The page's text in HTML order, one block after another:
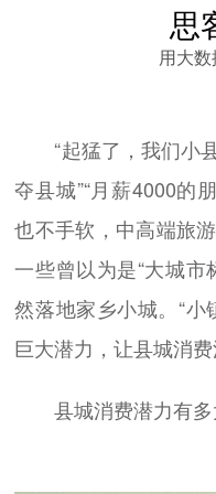
思
用大
“起猛了，我们小
夺县城”“月薪4000的
也不手软，中高端旅
一些曾以为是“大城
然落地家乡小城。“小
巨大潜力，让县城消费
县城消费潜力有多